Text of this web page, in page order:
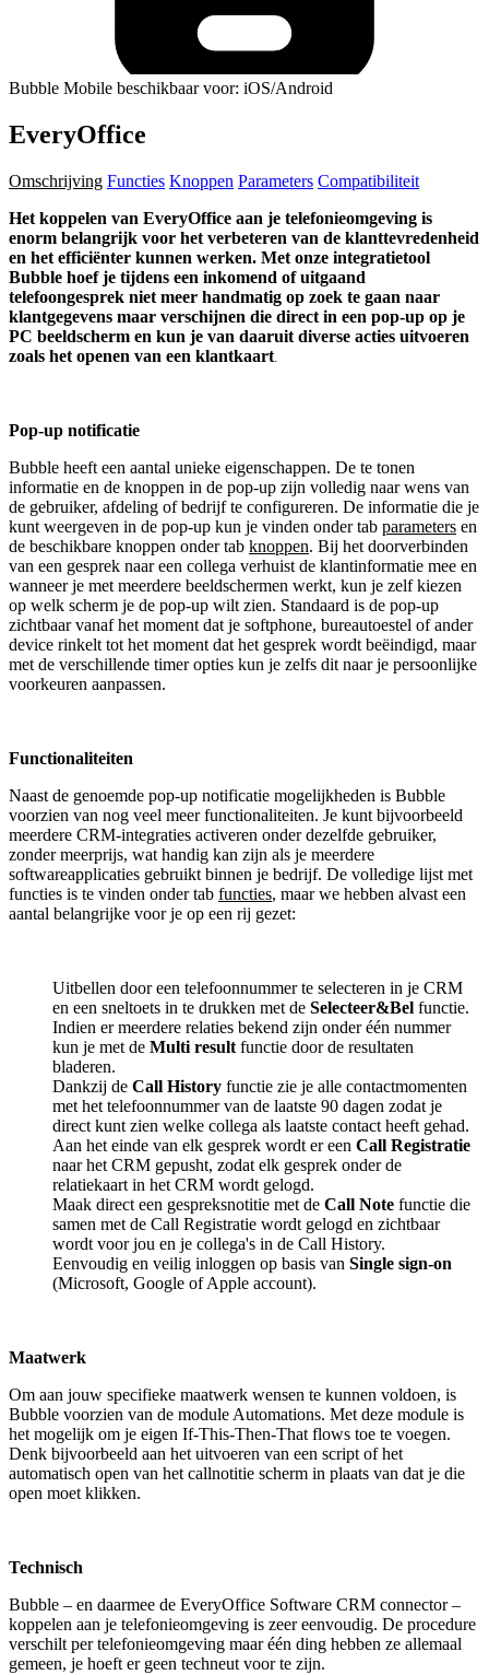
Bubble Mobile beschikbaar voor: iOS/Android
EveryOffice
Omschrijving Functies Knoppen Parameters Compatibiliteit
Het koppelen van EveryOffice aan je telefonieomgeving is
enorm belangrijk voor het verbeteren van de klanttevredenheid
en het efficiënter kunnen werken. Met onze integratietool
Bubble hoef je tijdens een inkomend of uitgaand
telefoongesprek niet meer handmatig op zoek te gaan naar
klantgegevens maar verschijnen die direct in een pop-up op je
PC beeldscherm en kun je van daaruit diverse acties uitvoeren
zoals het openen van een klantkaart.
Pop-up notificatie
Bubble heeft een aantal unieke eigenschappen. De te tonen
informatie en de knoppen in de pop-up zijn volledig naar wens van
de gebruiker, afdeling of bedrijf te configureren. De informatie die je
kunt weergeven in de pop-up kun je vinden onder tab parameters en
de beschikbare knoppen onder tab knoppen. Bij het doorverbinden
van een gesprek naar een collega verhuist de klantinformatie mee en
wanneer je met meerdere beeldschermen werkt, kun je zelf kiezen
op welk scherm je de pop-up wilt zien. Standaard is de pop-up
zichtbaar vanaf het moment dat je softphone, bureautoestel of ander
device rinkelt tot het moment dat het gesprek wordt beëindigd, maar
met de verschillende timer opties kun je zelfs dit naar je persoonlijke
voorkeuren aanpassen.
Functionaliteiten
Naast de genoemde pop-up notificatie mogelijkheden is Bubble
voorzien van nog veel meer functionaliteiten. Je kunt bijvoorbeeld
meerdere CRM-integraties activeren onder dezelfde gebruiker,
zonder meerprijs, wat handig kan zijn als je meerdere
softwareapplicaties gebruikt binnen je bedrijf. De volledige lijst met
functies is te vinden onder tab functies, maar we hebben alvast een
aantal belangrijke voor je op een rij gezet:
Uitbellen door een telefoonnummer te selecteren in je CRM
en een sneltoets in te drukken met de Selecteer&Bel functie.
Indien er meerdere relaties bekend zijn onder één nummer
kun je met de Multi result functie door de resultaten
bladeren.
Dankzij de Call History functie zie je alle contactmomenten
met het telefoonnummer van de laatste 90 dagen zodat je
direct kunt zien welke collega als laatste contact heeft gehad.
Aan het einde van elk gesprek wordt er een Call Registratie
naar het CRM gepusht, zodat elk gesprek onder de
relatiekaart in het CRM wordt gelogd.
Maak direct een gespreksnotitie met de Call Note functie die
samen met de Call Registratie wordt gelogd en zichtbaar
wordt voor jou en je collega's in de Call History.
Eenvoudig en veilig inloggen op basis van Single sign-on
(Microsoft, Google of Apple account).
Maatwerk
Om aan jouw specifieke maatwerk wensen te kunnen voldoen, is
Bubble voorzien van de module Automations. Met deze module is
het mogelijk om je eigen If-This-Then-That flows toe te voegen.
Denk bijvoorbeeld aan het uitvoeren van een script of het
automatisch open van het callnotitie scherm in plaats van dat je die
open moet klikken.
Technisch
Bubble – en daarmee de EveryOffice Software CRM connector –
koppelen aan je telefonieomgeving is zeer eenvoudig. De procedure
verschilt per telefonieomgeving maar één ding hebben ze allemaal
gemeen, je hoeft er geen techneut voor te zijn.